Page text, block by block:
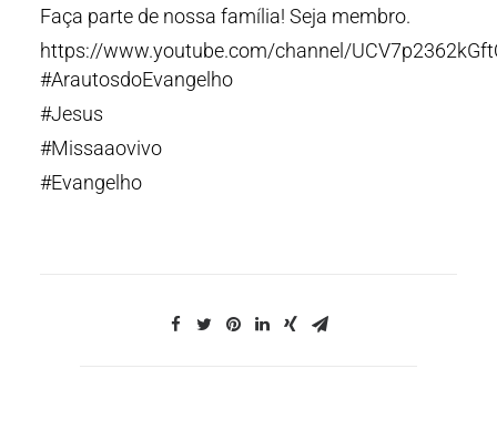
Faça parte de nossa família! Seja membro.
https://www.youtube.com/channel/
#ArautosdoEvangelho
#Jesus
#Missaaovivo
#Evangelho